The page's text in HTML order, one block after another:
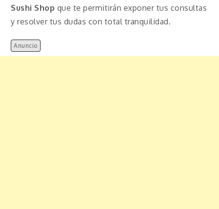
Sushi Shop que te permitirán exponer tus consultas
y resolver tus dudas con total tranquilidad.
Anuncio